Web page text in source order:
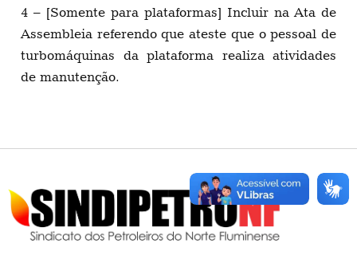
4 – [Somente para plataformas] Incluir na Ata de
Assembleia referendo que ateste que o pessoal de
turbomáquinas da plataforma realiza atividades
de manutenção.